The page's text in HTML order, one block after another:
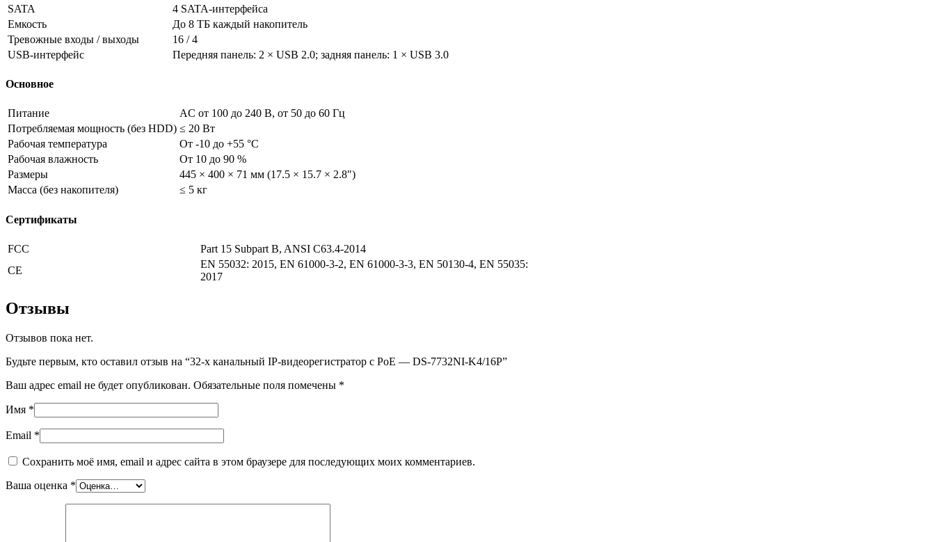
SATA
4 SATA-интерфейса
Емкость
До 8 ТБ каждый накопитель
Тревожные входы / выходы
16 / 4
USB-интерфейс
Передняя панель: 2 × USB 2.0; задняя панель: 1 × USB 3.0
Основное
Питание
AC от 100 до 240 В, от 50 до 60 Гц
Потребляемая мощность (без HDD) ≤ 20 Вт
Рабочая температура
От -10 до +55 °C
Рабочая влажность
От 10 до 90 %
Размеры
445 × 400 × 71 мм (17.5 × 15.7 × 2.8″)
Масса (без накопителя)
≤ 5 кг
Сертификаты
FCC
Part 15 Subpart B, ANSI C63.4-2014
CE
EN 55032: 2015, EN 61000-3-2, EN 61000-3-3, EN 50130-4, EN 55035:
2017
Отзывы
Отзывов пока нет.
Будьте первым, кто оставил отзыв на “32-х канальный IP-видеорегистратор с PoE — DS-7732NI-K4/16P”
Ваш адрес email не будет опубликован. Обязательные поля помечены *
Имя *
Email *
Сохранить моё имя, email и адрес сайта в этом браузере для последующих моих комментариев.
Ваша оценка *